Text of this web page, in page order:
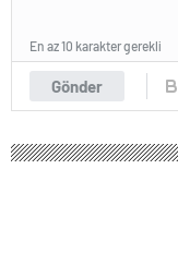
Gönder
En az 10 karakter gerekli